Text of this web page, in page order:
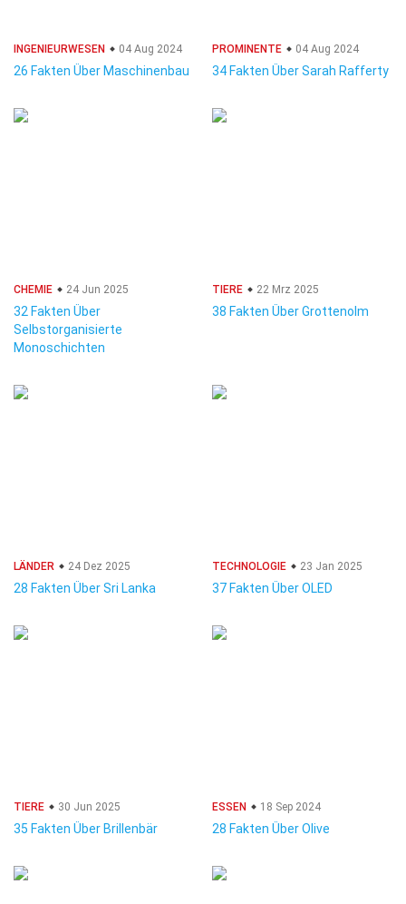
INGENIEURWESEN 04 Aug 2024
26 Fakten Über Maschinenbau
PROMINENTE 04 Aug 2024
34 Fakten Über Sarah Rafferty
CHEMIE 24 Jun 2025
32 Fakten Über
Selbstorganisierte
Monoschichten
TIERE 22 Mrz 2025
38 Fakten Über Grottenolm
LÄNDER 24 Dez 2025
28 Fakten Über Sri Lanka
TECHNOLOGIE 23 Jan 2025
37 Fakten Über OLED
TIERE 30 Jun 2025
35 Fakten Über Brillenbär
ESSEN 18 Sep 2024
28 Fakten Über Olive